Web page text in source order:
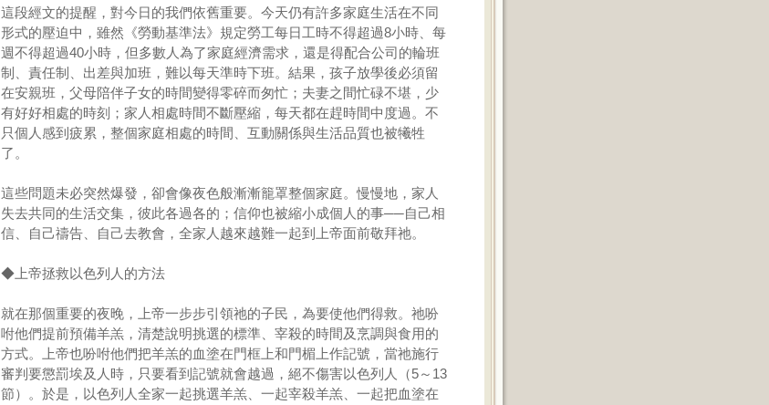
這段經文的提醒，對今日的我們依舊重要。今天仍有許多家庭生活在不同
形式的壓迫中，雖然《勞動基準法》規定勞工每日工時不得超過8小時、每
週不得超過40小時，但多數人為了家庭經濟需求，還是得配合公司的輪班
制、責任制、出差與加班，難以每天準時下班。結果，孩子放學後必須留
在安親班，父母陪伴子女的時間變得零碎而匆忙；夫妻之間忙碌不堪，少
有好好相處的時刻；家人相處時間不斷壓縮，每天都在趕時間中度過。不
只個人感到疲累，整個家庭相處的時間、互動關係與生活品質也被犧牲
了。
這些問題未必突然爆發，卻會像夜色般漸漸籠罩整個家庭。慢慢地，家人
失去共同的生活交集，彼此各過各的；信仰也被縮小成個人的事──自己相
信、自己禱告、自己去教會，全家人越來越難一起到上帝面前敬拜祂。
◆上帝拯救以色列人的方法
就在那個重要的夜晚，上帝一步步引領祂的子民，為要使他們得救。祂吩
咐他們提前預備羊羔，清楚說明挑選的標準、宰殺的時間及烹調與食用的
方式。上帝也吩咐他們把羊羔的血塗在門框上和門楣上作記號，當祂施行
審判要懲罰埃及人時，只要看到記號就會越過，絕不傷害以色列人（5～13
節）。於是，以色列人全家一起挑選羊羔、一起宰殺羊羔、一起把血塗在